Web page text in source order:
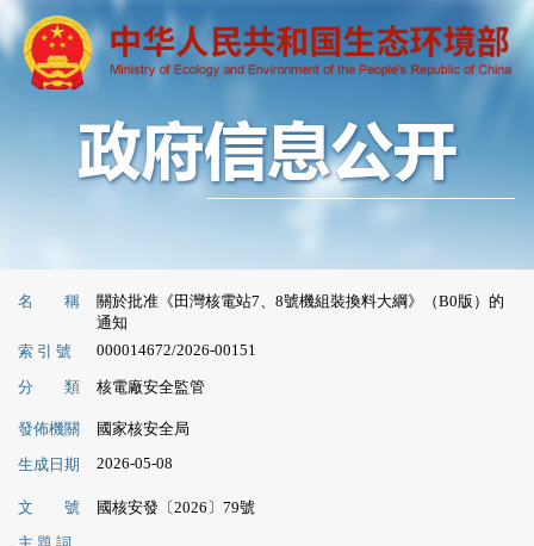
名 稱
關於批准《田灣核電站7、8號機組裝換料大綱》（B0版）的
通知
索 引 號
000014672/2026-00151
分 類 核電廠安全監管
發佈機關
國家核安全局
生成日期
2026-05-08
文 號
國核安發〔2026〕79號